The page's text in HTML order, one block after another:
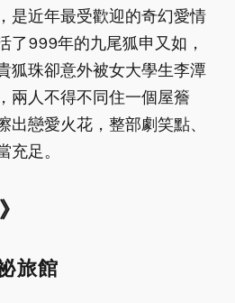
是近年最受歡迎的奇幻愛情
了999年的九尾狐申又如，
狐珠卻意外被女大學生李潭
兩人不得不同住一個屋簷
出戀愛火花，整部劇笑點、
充足。
旅館